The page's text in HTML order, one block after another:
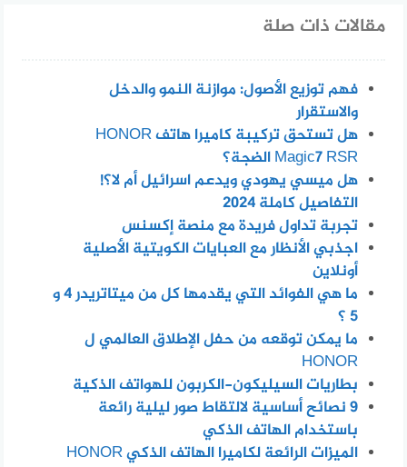
مقالات ذات صلة
فهم توزيع الأصول: موازنة النمو والدخل
والاستقرار
هل تستحق تركيبة كاميرا هاتف HONOR
Magic7 RSR الضجة؟
هل ميسي يهودي ويدعم اسرائيل أم لا؟!
التفاصيل كاملة 2024
تجربة تداول فريدة مع منصة إكسنس
اجذبي الأنظار مع العبايات الكويتية الأصلية
أونلاين
ما هي الفوائد التي يقدمها كل من ميتاتريدر 4 و
5 ؟
ما يمكن توقعه من حفل الإطلاق العالمي ل
HONOR
بطاريات السيليكون-الكربون للهواتف الذكية
٩ نصائح أساسية لالتقاط صور ليلية رائعة
باستخدام الهاتف الذكي
الميزات الرائعة لكاميرا الهاتف الذكي HONOR